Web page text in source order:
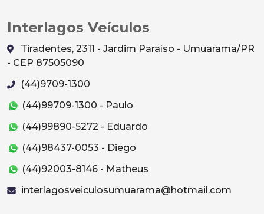
Interlagos Veículos
Tiradentes, 2311 - Jardim Paraíso - Umuarama/PR
- CEP 87505090
(44)9709-1300
(44)99709-1300 - Paulo
(44)99890-5272 - Eduardo
(44)98437-0053 - Diego
(44)92003-8146 - Matheus
interlagosveiculosumuarama@hotmail.com